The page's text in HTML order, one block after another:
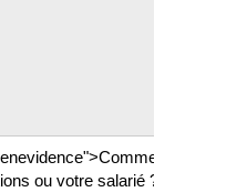
ou votre salarié ?